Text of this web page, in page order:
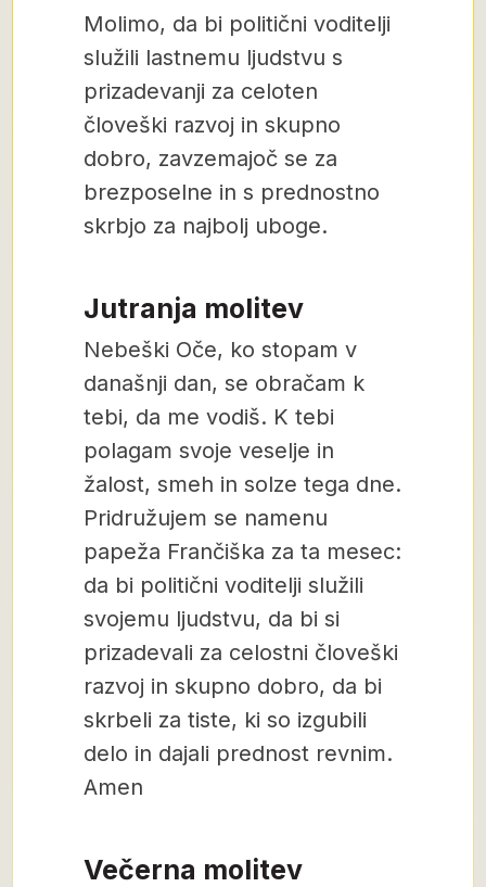
Molimo, da bi politični voditelji
služili lastnemu ljudstvu s
prizadevanji za celoten
človeški razvoj in skupno
dobro, zavzemajoč se za
brezposelne in s prednostno
skrbjo za najbolj uboge.
Jutranja molitev
Nebeški Oče, ko stopam v
današnji dan, se obračam k
tebi, da me vodiš. K tebi
polagam svoje veselje in
žalost, smeh in solze tega dne.
Pridružujem se namenu
papeža Frančiška za ta mesec:
da bi politični voditelji služili
svojemu ljudstvu, da bi si
prizadevali za celostni človeški
razvoj in skupno dobro, da bi
skrbeli za tiste, ki so izgubili
delo in dajali prednost revnim.
Amen
Večerna molitev